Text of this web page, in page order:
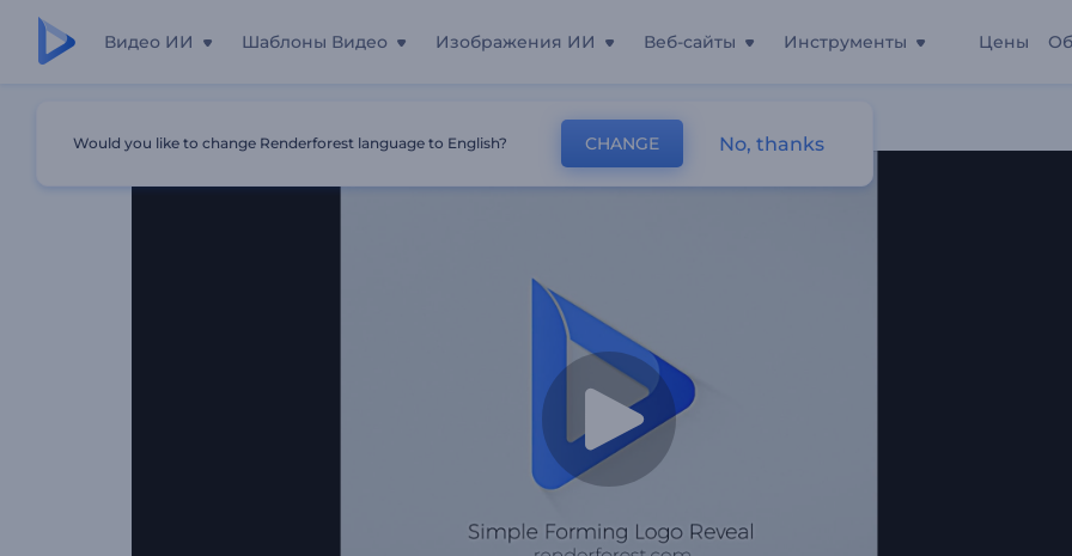
Видео ИИ Шаблоны Видео Изображения ИИ Веб-сайты Инструменты Цены
Would you like to change Renderforest language to English? CHANGE No, thanks